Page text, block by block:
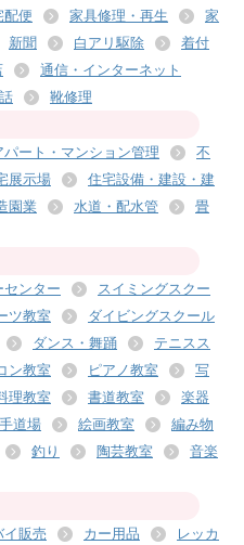
配便 家具修理・再生
家
新聞 白アリ駆除
着付
通信・インターネット
靴修理
パート・マンション管理
不
展示場
住宅設備・建設・建
園業 水道・配水管
畳
センター
スイミングスクー
ツ教室
ダイビングスクール
ダンス・舞踊
テニスス
ン教室 ピアノ教室
写
理教室 書道教室
楽器
道場 絵画教室
編み物
釣り 陶芸教室
音楽
イ販売 カー用品
レッカ